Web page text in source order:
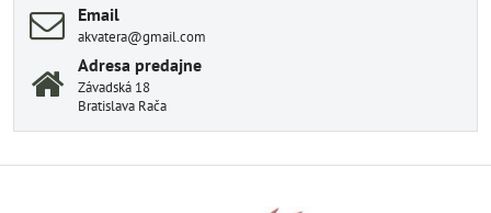
Email
akvatera@gmail.com
Adresa predajne
Závadská 18
Bratislava Rača